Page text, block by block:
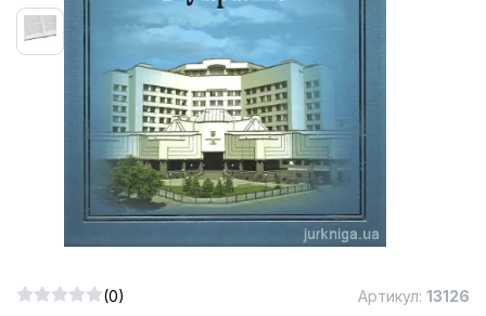
(0) Артикул: 13126